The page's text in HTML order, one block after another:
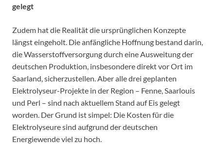
gelegt
Zudem hat die Realität die ursprünglichen Konzepte
längst eingeholt. Die anfängliche Hoffnung bestand darin,
die Wasserstoffversorgung durch eine Ausweitung der
deutschen Produktion, insbesondere direkt vor Ort im
Saarland, sicherzustellen. Aber alle drei geplanten
Elektrolyseur-Projekte in der Region – Fenne, Saarlouis
und Perl – sind nach aktuellem Stand auf Eis gelegt
worden. Der Grund ist simpel: Die Kosten für die
Elektrolyseure sind aufgrund der deutschen
Energiewende viel zu hoch.